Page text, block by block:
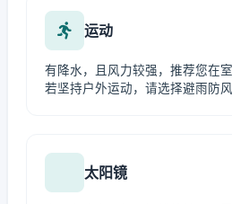
运动
有降水，且风力较强，推荐您在
若坚持户外运动，请选择避雨防风
太阳镜